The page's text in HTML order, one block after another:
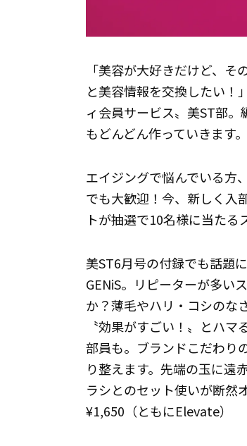
「美容が大好きだけど、
と美容情報を交換したい！
ィ会員サービス〟美ST部
もどんどん作っていきます。
エイジングで悩んでいる
でも大歓迎！今、新しく入
トが抽選で10名様に当たる
美ST6月号の付録でも話題
GENiS。リピーターが多い
か？薄毛やハリ・コシのな
〝効果がすごい！〟とハ
部員も。ブランドこだわり
り整えます。先端の玉に遠
ラシとのセット使いが断然
¥1,650（ともにElevate）